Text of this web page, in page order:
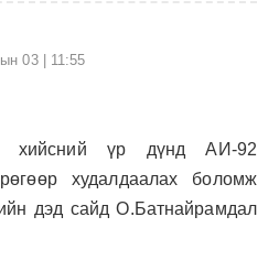
03 | 11:55
хийсний үр дүнд АИ-92
худалдаалах боломж
дэд сайд О.Батнайрамдал